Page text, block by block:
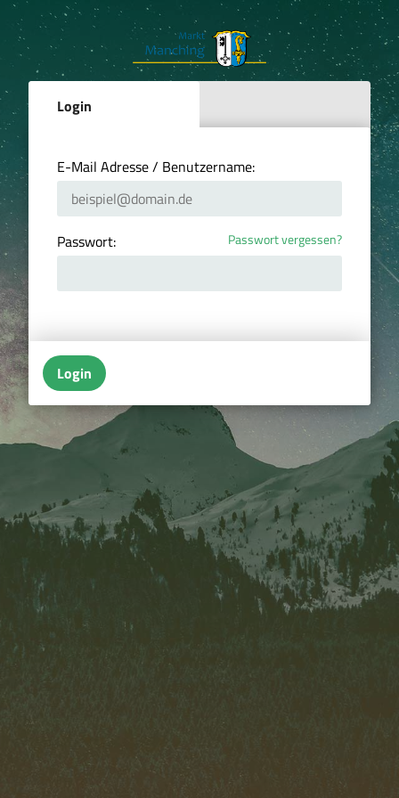
Login
E-Mail Adresse / Benutzername:
Passwort: Passwort vergessen?
Login